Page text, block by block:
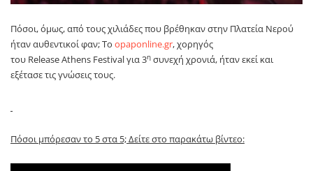
Πόσοι, όμως, από τους χιλιάδες που βρέθηκαν στην Πλατεία Νερού
ήταν αυθεντικοί φαν; Το opaponline.gr, χορηγός
του ReleaseAthens Festivalγια 3η συνεχή χρονιά, ήταν εκεί και
εξέτασε τις γνώσεις τους.
Πόσοι μπόρεσαν το 5 στα 5; Δείτε στο παρακάτω βίντεο: